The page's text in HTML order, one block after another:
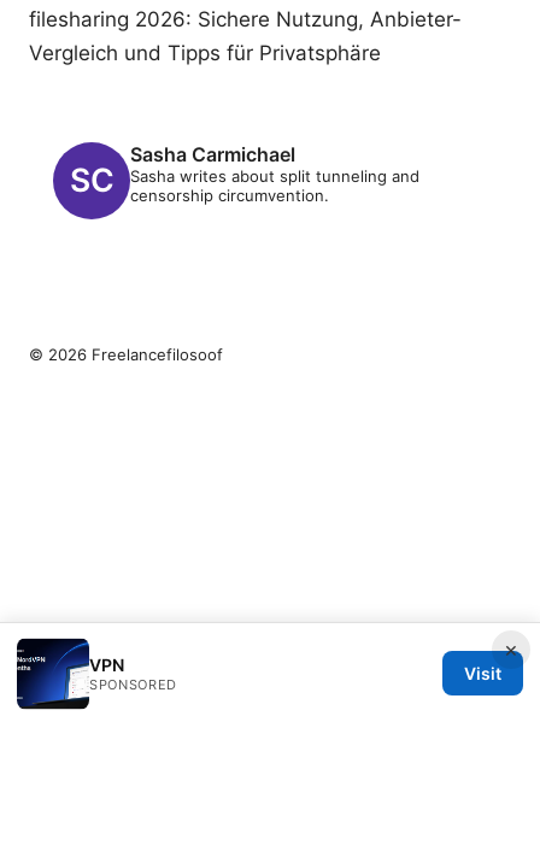
filesharing 2026: Sichere Nutzung, Anbieter-
Vergleich und Tipps für Privatsphäre
Sasha Carmichael
Sasha writes about split tunneling and
censorship circumvention.
×
VPN
SPONSORED
Visit
© 2026 Freelancefilosoof